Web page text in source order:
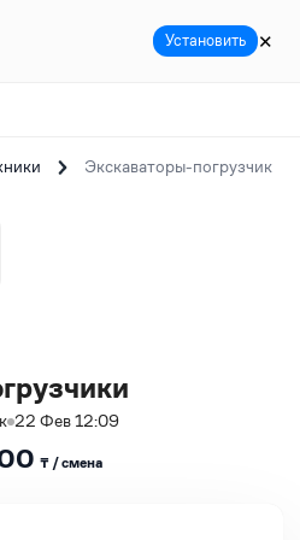
Экскаваторы-погрузчики
22 Фев 12:09
₸ / сменa
Установить ✕